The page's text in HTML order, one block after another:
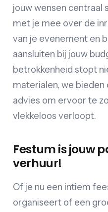
jouw wensen centraal
met je mee over de
van je evenement en
aansluiten bij jouw
betrokkenheid stopt
materialen, we
advies om ervoor te
vlekkeloos verloopt.
Festum is jouw
verhuur!
Of je nu een intiem
organiseert of een